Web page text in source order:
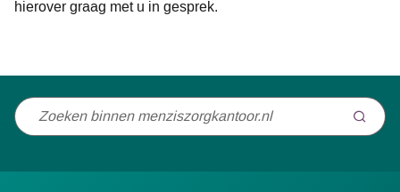
hierover graag met u in gesprek.
Niet
wat